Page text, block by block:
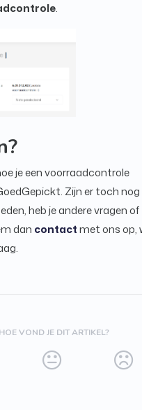
.
je een voorraadcontrole
Zijn er toch nog
heb je andere vragen of
dan contactmet ons op,
HOE VOND JE DIT ARTIKEL?